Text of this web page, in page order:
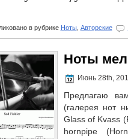
в рубрике Ноты, Авторские
Ноты
Июнь 28th,
Предлагаю
(галерея нот
Glass of Kvass
hornpipe